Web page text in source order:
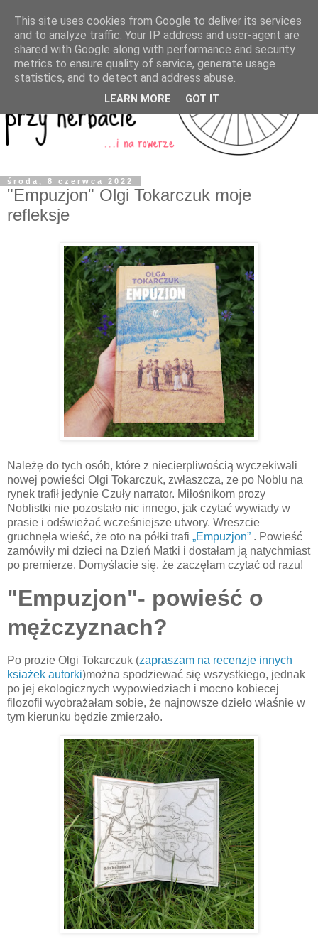
środa, 8 czerwca 2022
"Empuzjon" Olgi Tokarczuk moje
refleksje
Należę do tych osób, które z niecierpliwością wyczekiwali
nowej powieści Olgi Tokarczuk, zwłaszcza, ze po Noblu na
rynek trafił jedynie Czuły narrator. Miłośnikom prozy
Noblistki nie pozostało nic innego, jak czytać wywiady w
prasie i odświeżać wcześniejsze utwory. Wreszcie
gruchnęła wieść, że oto na półki trafi „Empuzjon” . Powieść
zamówiły mi dzieci na Dzień Matki i dostałam ją natychmiast
po premierze. Domyślacie się, że zaczęłam czytać od razu!
"Empuzjon"- powieść o
mężczyznach?
Po prozie Olgi Tokarczuk (zapraszam na recenzje innych
ksiażek autorki)można spodziewać się wszystkiego, jednak
po jej ekologicznych wypowiedziach i mocno kobiecej
filozofii wyobrażałam sobie, że najnowsze dzieło właśnie w
tym kierunku będzie zmierzało.
This site uses cookies from Google to deliver its services
and to analyze traffic. Your IP address and user-agent are
shared with Google along with performance and security
metrics to ensure quality of service, generate usage
statistics, and to detect and address abuse.
LEARN MORE GOT IT